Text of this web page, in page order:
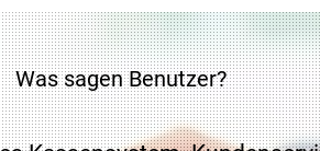
Was sagen Benutzer?